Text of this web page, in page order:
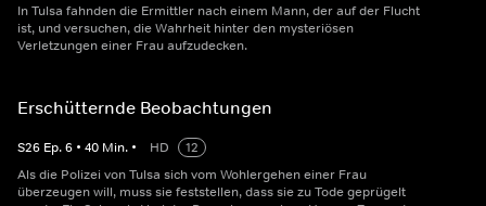
In Tulsa fahnden die Ermittler nach einem Mann, der auf der Flucht
ist, und versuchen, die Wahrheit hinter den mysteriösen
Verletzungen einer Frau aufzudecken.
Erschütternde Beobachtungen
S26 Ep.6 • 40 Min. • HD
12
Als die Polizei von Tulsa sich vom Wohlergehen einer Frau
überzeugen will, muss sie feststellen, dass sie zu Tode geprügelt